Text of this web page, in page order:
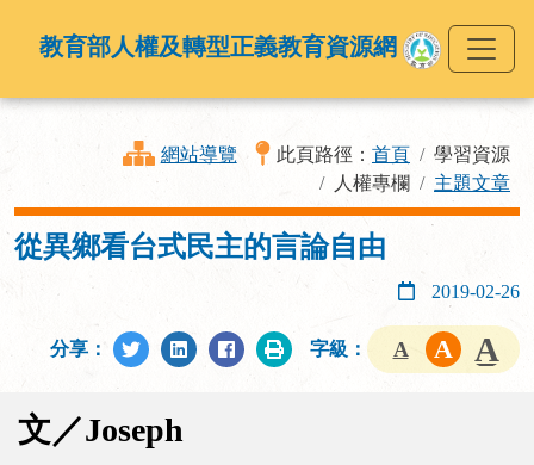
教育部人權及轉型正義教育資源網
網站導覽 此頁路徑： 首頁
學習資源
人權專欄
主題文章
從異鄉看台式民主的言論自由
2019-02-26
分享： 字級：
文／Joseph